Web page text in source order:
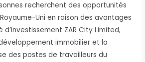
recherchent des opportunités
Uni en raison des avantages
d’investissement ZAR City Limited,
immobilier et la
des postes de travailleurs du